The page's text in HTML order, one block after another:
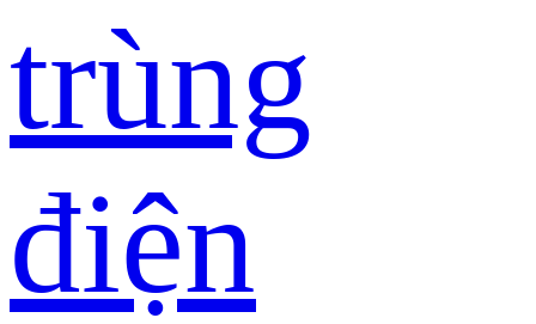
trùng
điện